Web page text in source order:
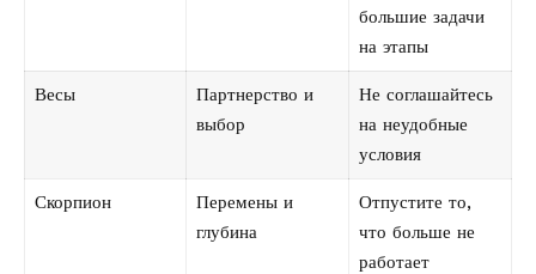
большие задачи
на этапы
Весы
Партнерство и
выбор
Не соглашайтесь
на неудобные
условия
Скорпион
Перемены и
глубина
Отпустите то,
что больше не
работает